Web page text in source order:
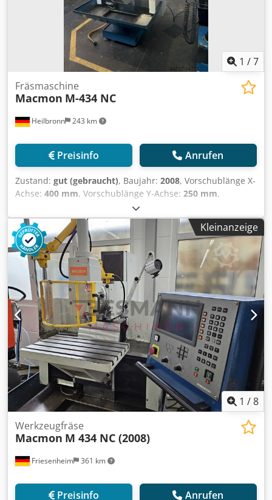
1 /7
Heilbronn 243 km
Fräsmaschine
Macmon M-434 NC
Preisinfo Anrufen
Zustand: gut (gebraucht), Baujahr: 2008, Vorschublänge X-
Achse: 400 mm, Vorschublänge Y-Achse: 250 mm,
400 mm
Steuerung Dodpfxerb A Tcj Ahlewa Pinole elektrisches
Handrad Kühlmitteleinrichtung Technische Daten:
Längsweg (X-Achse) / X-travel longitudinal 400 mm
Querweg (Y-Achse) / Y-travel cross 250 mm Senkrechtweg
(Z-Achse) / Z-travel vertical 400 mm Tischaufspannfläche /
table clamping area 600 x 320 mm Werkzeugaufnahme /
spindle taper SK40 Drehzahlbereich / spindle speed range
30-6300 UpM Vorschub x,y,z / feed x,y,z 10,10,8 m/min.
Antriebsleistung gesamt / drice capacity 6,5 kW Gewicht
ca. / weight ca. 1200 kg Technische Daten, Zubehör und
Beschreibung der Maschine sind unverbindlich - Technical
data, accessories and description of the machine are not
binding.
Kleinanzeige
1 /8
Friesenheim 361 km
Werkzeugfräse
Macmon M 434 NC (2008)
Preisinfo Anrufen